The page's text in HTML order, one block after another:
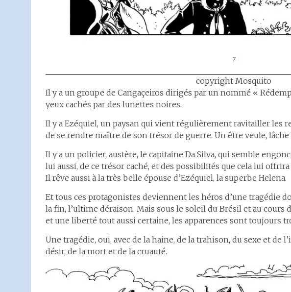
copyright Mosquito
Il y a un groupe de Cangaçeiros dirigés par un nommé «
yeux cachés par des lunettes noires.
Il y a Ezéquiel, un paysan qui vient régulièrement ravitailler les
de se rendre maître de son trésor de guerre. Un être veule,
Il y a un policier, austère, le capitaine Da Silva, qui semble
lui aussi, de ce trésor caché, et des possibilités que cela lui
Il rêve aussi à la très belle épouse d’Ezéquiel, la superbe Helena.
Et tous ces protagonistes deviennent les héros d’une tragédie
la fin, l’ultime déraison. Mais sous le soleil du Brésil et au cours
et une liberté tout aussi certaine, les apparences sont toujours
Une tragédie, oui, avec de la haine, de la trahison, du sexe et de
désir, de la mort et de la cruauté.